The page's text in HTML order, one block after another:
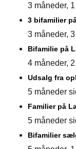
3 måneder,
3 bifamilier
3 måneder,
Bifamilie på
4 måneder,
Udsalg fra
5 måneder
Familier på
5 måneder
Bifamilier